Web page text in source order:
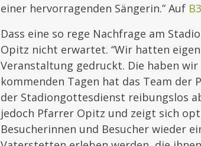
einer hervorragenden Sängerin.” Auf
Dass eine so rege Nachfrage am
Opitz nicht erwartet. “Wir hatten
Veranstaltung gedruckt. Die haben
kommenden Tagen hat das Team der
der Stadiongottesdienst reibungslos
jedoch Pfarrer Opitz und zeigt sich
Besucherinnen und Besucher wieder